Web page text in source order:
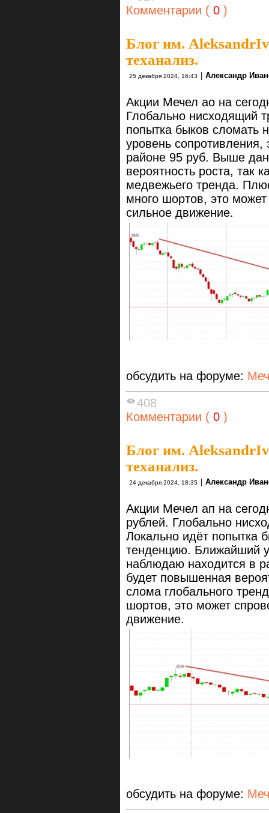
Комментарии ( 0 )
Блог им.
теханализ.
25 декабря 2024, 16:43 | Александр
Акции Мечел ао на
Глобально нисходящий
попытка быков
уровень
районе 95 руб. Выше
вероятность роста, так
медвежьего тренда.
много шортов, это
сильное движение.
обсудить на форуме:
408
Комментарии ( 0 )
Блог им.
теханализ.
24 декабря 2024, 18:35 Александр
Акции Мечел ап на
рублей. Глобально
Локально идёт попытка
тенденцию. Ближайший
наблюдаю находится в
будет повышенная
слома глобального
шортов, это может
движение.
обсудить на форуме: